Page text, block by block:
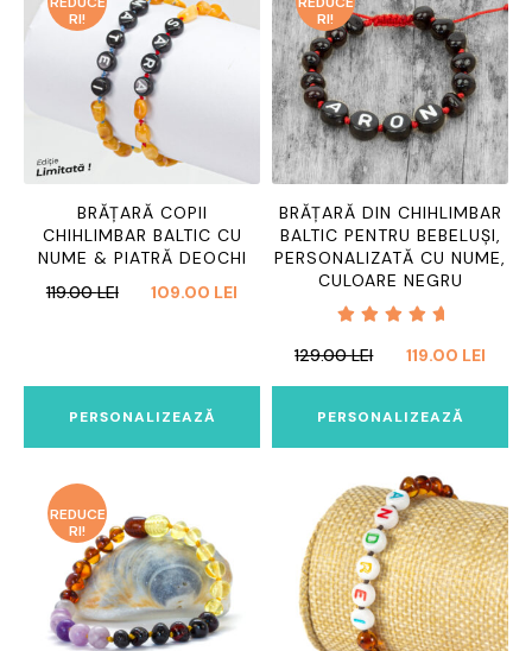
BRĂȚARĂ COPII
CHIHLIMBAR BALTIC CU
NUME & PIATRĂ DEOCHI
RI!
119.00LEI
PREȚUL
109.00 LEI
109.00 LEI.
PERSONALIZEAZĂ
BRĂȚARĂ DIN CHIHLIMBAR
BALTIC PENTRU BEBELUȘI,
PERSONALIZATĂ CU NUME,
CULOARE NEGRU
la
5.00
din 5
RI!
129.00LEI
PREȚUL
119.00 LEI
PERSONALIZEAZĂ
REDUCE
RI!